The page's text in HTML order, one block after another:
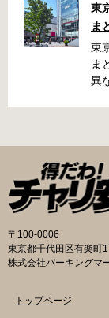
く
前
代
/
さ
の
線
手
二
車
線
料
東
ま
東
ま
異
の
申
あ
内
さ
フ
〒100-0006
東京都千代田区有楽町
株式会社パーキングマ
トップページ